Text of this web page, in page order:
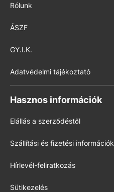
Rólunk
ÁSZF
GY.I.K.
Adatvédelmi tájékoztató
Hasznos információk
Elállás a szerződéstől
Szállítási és fizetési információk
Hírlevél-feliratkozás
Sütikezelés